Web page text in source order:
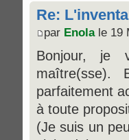
Re:
par Enolale 19
Bonjour, je
parfaitement
à toute
(Je suis un